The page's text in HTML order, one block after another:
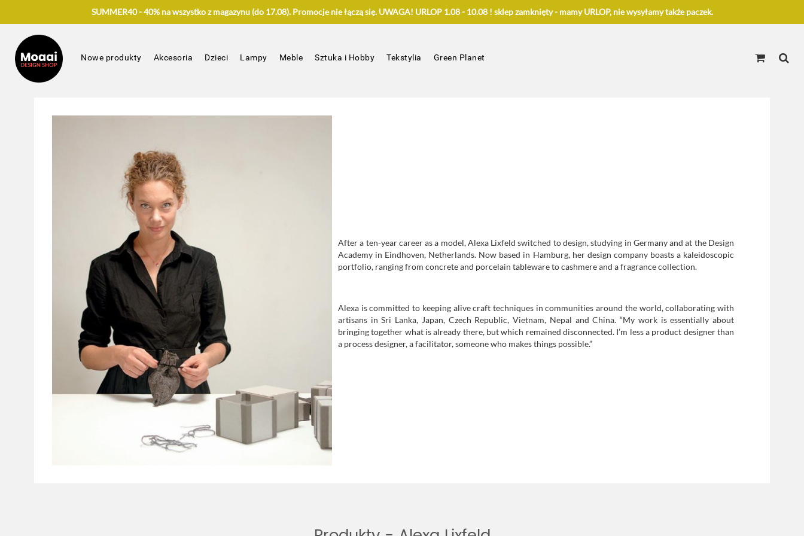
SUMMER40 - 40% na wszystko z magazynu (do 17.08). Promocje nie łączą się. UWAGA! URLOP 1.08 - 10.08 ! sklep zamknięty - mamy URLOP, nie wysyłamy także paczek.
Nowe produkty Akcesoria Dzieci Lampy Meble Sztuka i Hobby Tekstylia Green Planet
After a ten-year career as a model, Alexa Lixfeld switched to design, studying in Germany and at the Design
Academy in Eindhoven, Netherlands. Now based in Hamburg, her design company boasts a kaleidoscopic
portfolio, ranging from concrete and porcelain tableware to cashmere and a fragrance collection.
Alexa is committed to keeping alive craft techniques in communities around the world, collaborating with
artisans in Sri Lanka, Japan, Czech Republic, Vietnam, Nepal and China. “My work is essentially about
bringing together what is already there, but which remained disconnected. I’m less a product designer than
a process designer, a facilitator, someone who makes things possible.”